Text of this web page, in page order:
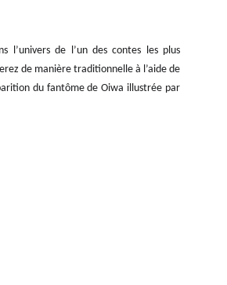
l’univers de l’un des contes les plus
de manière traditionnelle à l’aide de
du fantôme de Oiwa illustrée par